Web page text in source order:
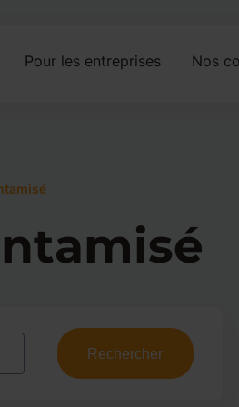
Pour les entreprises Nos
Rechercher